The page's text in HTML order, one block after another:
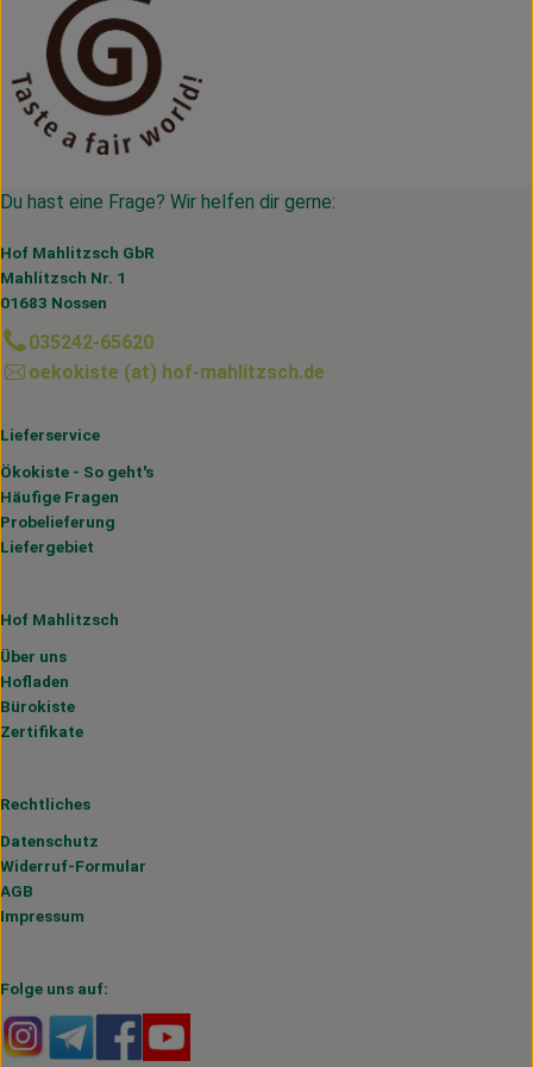
Du hast eine Frage? Wir helfen dir gerne:
Hof Mahlitzsch GbR
Mahlitzsch Nr. 1
01683 Nossen
035242-65620
oekokiste (at) hof-mahlitzsch.de
Lieferservice
Ökokiste - So geht's
Häufige Fragen
Probelieferung
Liefergebiet
Hof Mahlitzsch
Über uns
Hofladen
Bürokiste
Zertifikate
Rechtliches
Datenschutz
Widerruf-Formular
AGB
Impressum
Folge uns auf:
Externer Link zu https://www.instagram.com/
Externer Link zu https://t.me/s/hofmahlitzsch
Externer Link zu https://www.facebook.com/